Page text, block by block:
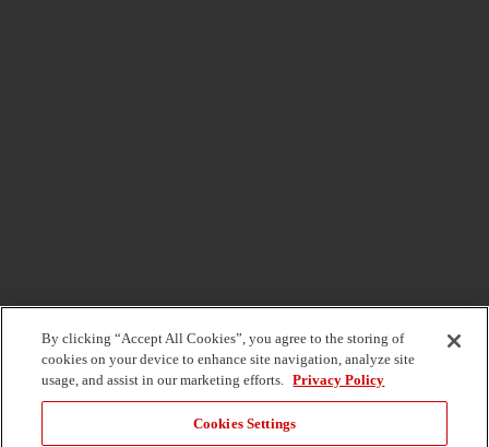
By clicking “Accept All Cookies”, you agree to the storing of
cookies on your device to enhance site navigation, analyze site
usage, and assist in our marketing efforts. Privacy Policy
Cookies Settings